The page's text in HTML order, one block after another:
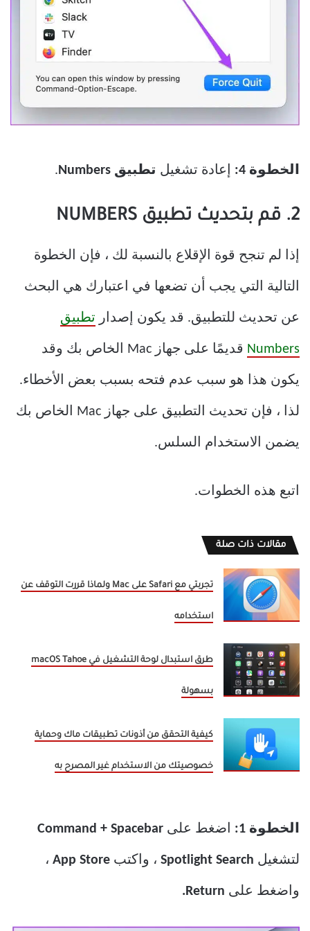
الخطوة 4: إعادة تشغيل تطبيق Numbers .
2. قم بتحديث تطبيق NUMBERS
إذا لم تنجح قوة الإقلاع بالنسبة لك ، فإن الخطوة
التالية التي يجب أن تضعها في اعتبارك هي البحث
عن تحديث للتطبيق. قد يكون إصدار تطبيق
Numbers قديمًا على جهاز Mac الخاص بك وقد
يكون هذا هو سبب عدم فتحه بسبب بعض الأخطاء.
لذا ، فإن تحديث التطبيق على جهاز Mac الخاص بك
يضمن الاستخدام السلس.
اتبع هذه الخطوات.
مقالات ذات صلة
تجربتي مع Safari على Mac ولماذا قررت التوقف عن
استخدامه
طرق استبدال لوحة التشغيل في macOS Tahoe
بسهولة
كيفية التحقق من أذونات تطبيقات ماك وحماية
خصوصيتك من الاستخدام غير المصرح به
الخطوة 1: اضغط على Command + Spacebar
لتشغيل ، واكتب App Store ،
واضغط على Return.